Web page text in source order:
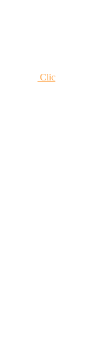
Clic